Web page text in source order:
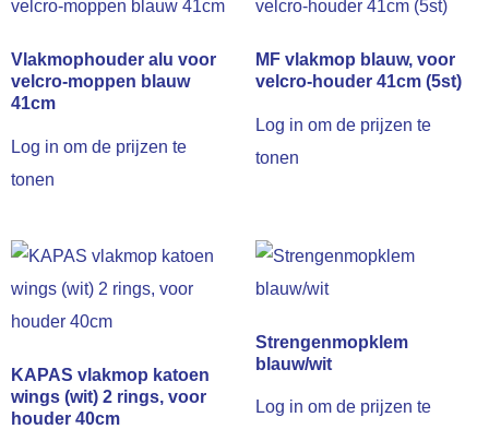
Vlakmophouder alu voor
velcro-moppen blauw
41cm
Log in om de prijzen te
tonen
MF vlakmop blauw, voor
velcro-houder 41cm (5st)
Log in om de prijzen te
tonen
KAPAS vlakmop katoen
wings (wit) 2 rings, voor
houder 40cm
Strengenmopklem
blauw/wit
Log in om de prijzen te